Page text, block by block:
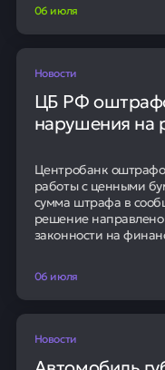
06 июля
Новости
ЦБ РФ
нарушения на
Центробанк
работы с ценными
сумма штрафа в
решение
законности на
06 июля
Новости